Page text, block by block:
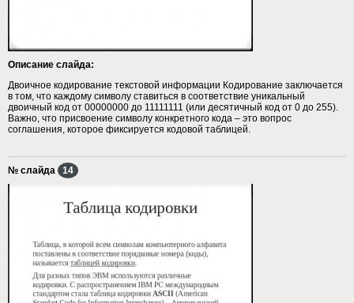
Описание слайда:
Двоичное кодирование текстовой информации Кодирование заключается
в том, что каждому символу ставиться в соответствие уникальный
двоичный код от 00000000 до 11111111 (или десятичный код от 0 до 255).
Важно, что присвоение символу конкретного кода – это вопрос
соглашения, которое фиксируется кодовой таблицей.
№ слайда 14